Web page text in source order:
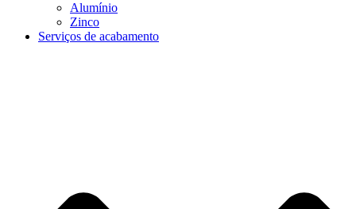
Alumínio
Zinco
Serviços de acabamento